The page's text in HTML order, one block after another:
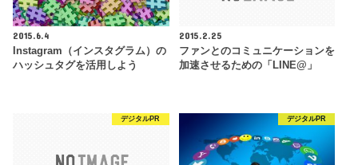
2015.6.4
Instagram（インスタグラム）の
ハッシュタグを活用しよう
2015.2.25
ファンとのコミュニケーションを
加速させるための「LINE@」
デジタルPR デジタルPR